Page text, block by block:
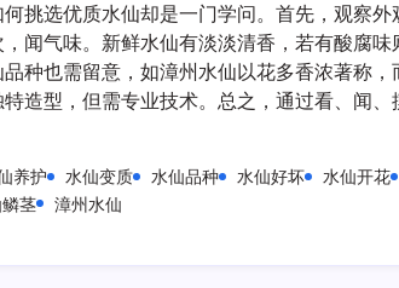
挑选优质水仙却是一门学问。首先，观察
闻气味。新鲜水仙有淡淡清香，若有酸腐
种也需留意，如漳州水仙以花多香浓著称
造型，但需专业技术。总之，通过看、闻、
养护 水仙变质 水仙品种 水仙好坏 水仙开花
茎 漳州水仙